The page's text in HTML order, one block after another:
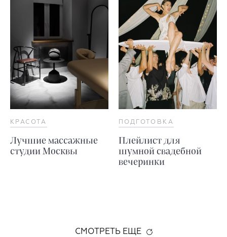
КРАСОТА
Лучшие массажные
студии Москвы
ПОДГОТОВКА
Плейлист для
шумной свадебной
вечеринки
СМОТРЕТЬ ЕЩЕ